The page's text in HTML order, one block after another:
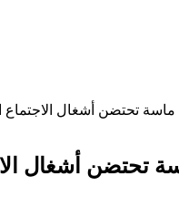
تحتضن أشغال الاجتماع
تحتضن أشغال